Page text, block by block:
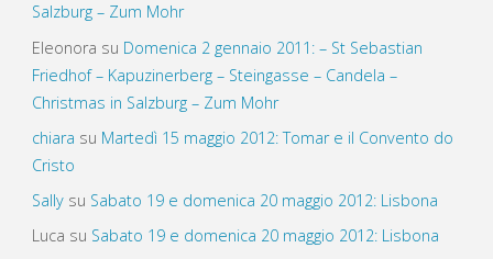
Salzburg – Zum Mohr
Eleonora su Domenica 2 gennaio 2011: – St Sebastian
Friedhof – Kapuzinerberg – Steingasse – Candela –
Christmas in Salzburg – Zum Mohr
chiara su Martedì 15 maggio 2012: Tomar e il Convento do
Cristo
Sallysu Sabato 19 e domenica 20 maggio 2012: Lisbona
Luca su Sabato 19 e domenica 20 maggio 2012: Lisbona